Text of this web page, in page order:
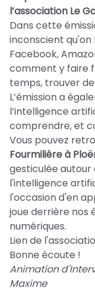
l’association Le
Dans cette
inconscient qu'on
Facebook,
comment y faire
temps, trouver
L’émission a
l’intelligence
comprendre, et
Vous pouvez
Fourmilière à
gesticulée autour
l'intelligence
l'occasion d'en
joue derrière nos
numériques.
Lien de
Bonne écoute !
Animation
Maxime